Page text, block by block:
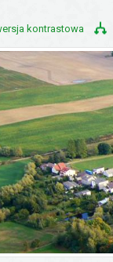
kontrastowa